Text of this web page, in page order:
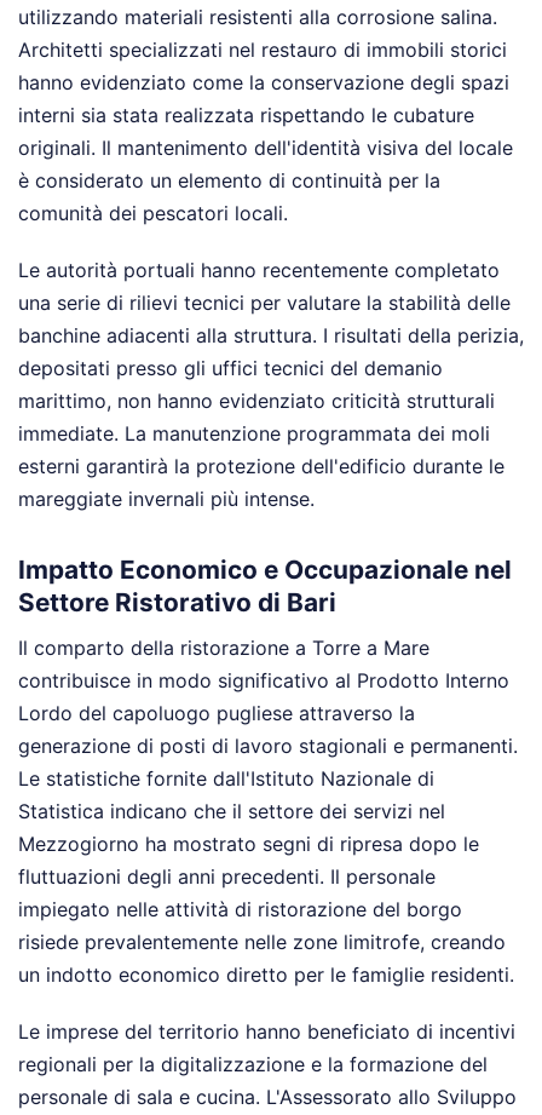
utilizzando materiali resistenti alla corrosione salina.
Architetti specializzati nel restauro di immobili storici
hanno evidenziato come la conservazione degli spazi
interni sia stata realizzata rispettando le cubature
originali. Il mantenimento dell'identità visiva del locale
è considerato un elemento di continuità per la
comunità dei pescatori locali.
Le autorità portuali hanno recentemente completato
una serie di rilievi tecnici per valutare la stabilità delle
banchine adiacenti alla struttura. I risultati della perizia,
depositati presso gli uffici tecnici del demanio
marittimo, non hanno evidenziato criticità strutturali
immediate. La manutenzione programmata dei moli
esterni garantirà la protezione dell'edificio durante le
mareggiate invernali più intense.
Impatto Economico e Occupazionale nel
Settore Ristorativo di Bari
Il comparto della ristorazione a Torre a Mare
contribuisce in modo significativo al Prodotto Interno
Lordo del capoluogo pugliese attraverso la
generazione di posti di lavoro stagionali e permanenti.
Le statistiche fornite dall'Istituto Nazionale di
Statistica indicano che il settore dei servizi nel
Mezzogiorno ha mostrato segni di ripresa dopo le
fluttuazioni degli anni precedenti. Il personale
impiegato nelle attività di ristorazione del borgo
risiede prevalentemente nelle zone limitrofe, creando
un indotto economico diretto per le famiglie residenti.
Le imprese del territorio hanno beneficiato di incentivi
regionali per la digitalizzazione e la formazione del
personale di sala e cucina. L'Assessorato allo Sviluppo